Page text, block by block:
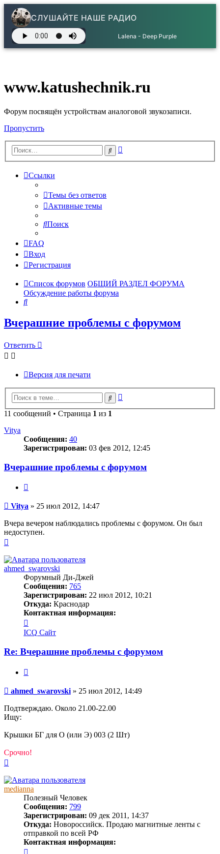
СЛУШАЙТЕ НАШЕ РАДИО
Lalena - Deep Purple
www.katushechnik.ru
Форум посвящён устройствам аналоговой звукозаписи.
Пропустить
Поиск
Ссылки
Темы без ответов
Активные темы
Поиск
FAQ
Вход
Регистрация
Список форумов ОБЩИЙ РАЗДЕЛ ФОРУМА
Обсуждение работы форума
Поиск
Вчерашние проблемы с форумом
Ответить
Версия для печати
Поиск
11 сообщений • Страница 1 из 1
Vitya
Сообщения: 40
Зарегистрирован: 03 фев 2012, 12:45
Вчерашние проблемы с форумом
Сообщение
Vitya » 25 июл 2012, 14:47
Вчера вечером наблюдались проблемы с форумом. Он был
недоступен.
началу
ahmed_swarovski
Форумный Ди-Джей
Сообщения: 765
Зарегистрирован: 22 июл 2012, 10:21
Откуда: Краснодар
Контактная информация:
информация
пользователя
ICQ Сайт
Re: Вчерашние проблемы с форумом
Сообщение
ahmed_swarovski » 25 июл 2012, 14:49
Подтверждаю. Около 21.00-22.00
Ищу:
Крышки БГ для О (или Э) 003 (2 Шт)
Срочно!
началу
medianna
Полезный Человек
Сообщения: 799
Зарегистрирован: 09 дек 2011, 14:37
Откуда: Новороссийск. Продаю магнитные ленты с
отправкой по всей РФ
Контактная информация: